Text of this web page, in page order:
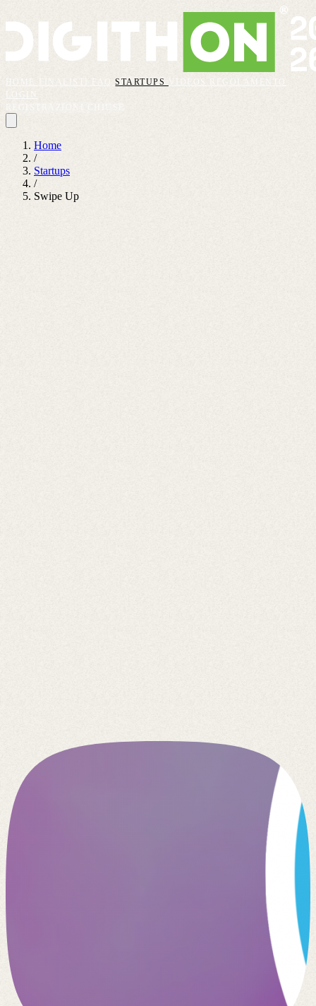
FAQSTARTUPS VIDEOS
REGOLAMENTO
Home
/
Startups
/
Swipe Up